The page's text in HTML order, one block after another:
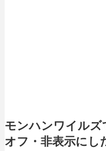
モンハンワイルズ
オフ・非表示にし